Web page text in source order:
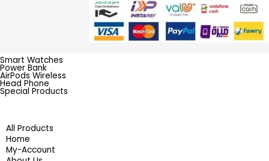
Smart Watches
Power Bank
AirPods Wireless
Head Phone
Special Products
All Products
Home
My-Account